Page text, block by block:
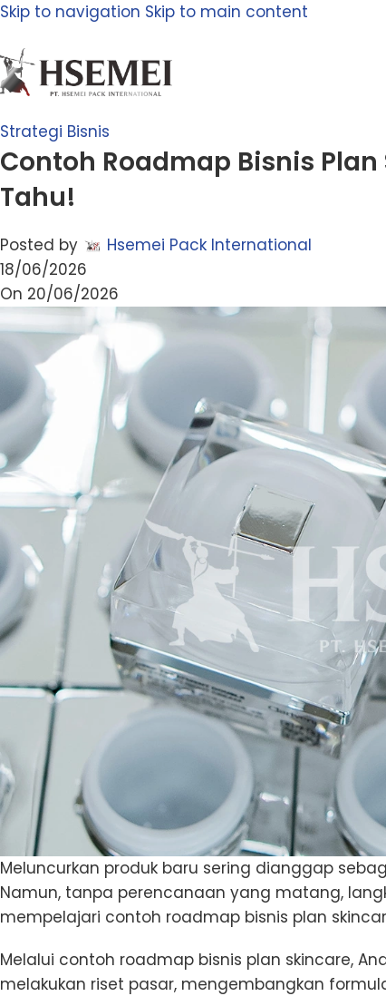
Skip to navigation Skip to main content
Strategi Bisnis
Contoh Roadmap Bisnis
Tahu!
Posted by
Hsemei Pack International
18/06/2026
On 20/06/2026
Meluncurkan produk baru sering dianggap
Namun, tanpa perencanaan yang matang,
mempelajari contoh roadmap bisnis plan
Melalui contoh roadmap bisnis plan skincare,
melakukan riset pasar, mengembangkan